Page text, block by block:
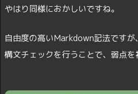
やはり同様におかしいですね。
自由度の高いMarkdown記法ですが、
構文チェックを行うことで、弱点を